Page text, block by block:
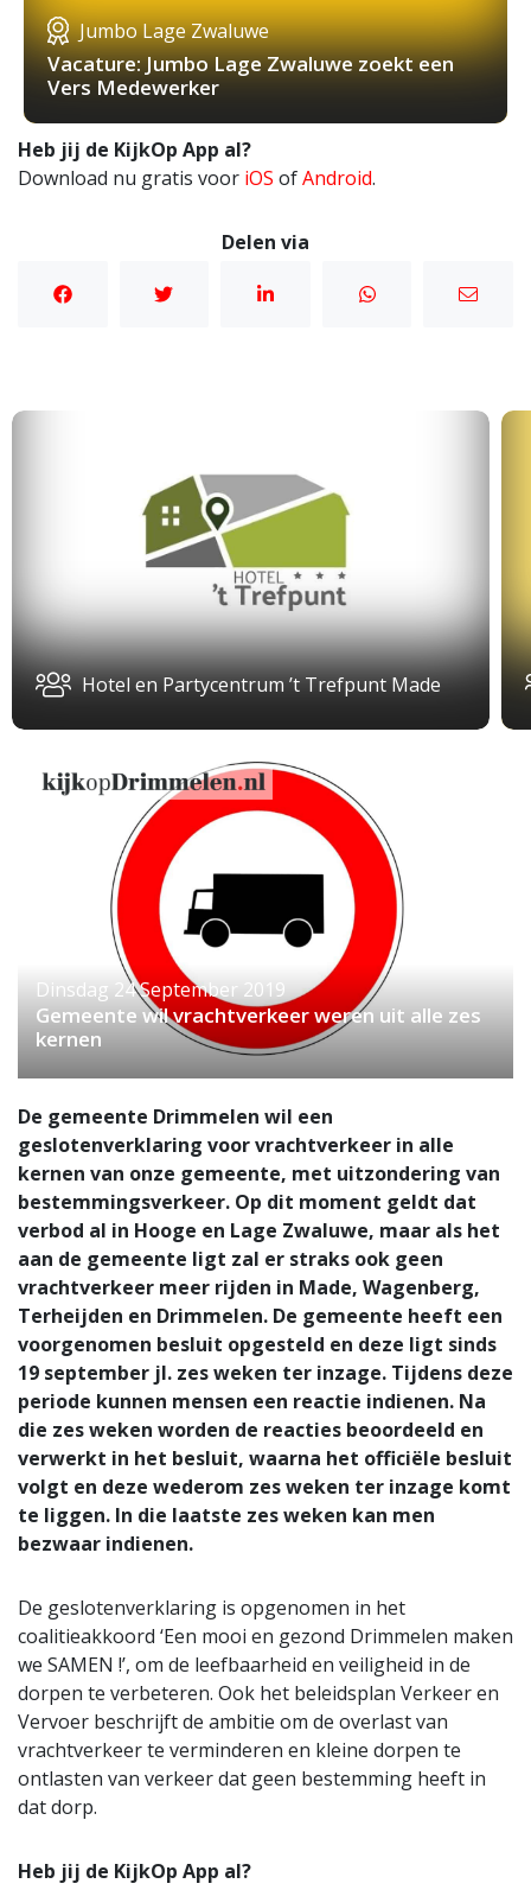
Jumbo Lage Zwaluwe
Vacature: Jumbo Lage Zwaluwe zoekt een
Vers Medewerker
Heb jij de KijkOp App al?
Download nu gratis voor iOS ofAndroid.
Delen via
Hotel en Partycentrum ’t Trefpunt Made
Dinsdag 24 September 2019
Gemeente wil vrachtverkeer weren uit alle zes
kernen
De gemeente Drimmelen wil een
geslotenverklaring voor vrachtverkeer in alle
kernen van onze gemeente, met uitzondering van
bestemmingsverkeer. Op dit moment geldt dat
verbod al in Hooge en Lage Zwaluwe, maar als het
aan de gemeente ligt zal er straks ook geen
vrachtverkeer meer rijden in Made, Wagenberg,
Terheijden en Drimmelen. De gemeente heeft een
voorgenomen besluit opgesteld en deze ligt sinds
19 september jl. zes weken ter inzage. Tijdens deze
periode kunnen mensen een reactie indienen. Na
die zes weken worden de reacties beoordeeld en
verwerkt in het besluit, waarna het officiële besluit
volgt en deze wederom zes weken ter inzage komt
te liggen. In die laatste zes weken kan men
bezwaar indienen.
De geslotenverklaring is opgenomen in het
coalitieakkoord ‘Een mooi en gezond Drimmelen maken
we SAMEN !’, om de leefbaarheid en veiligheid in de
dorpen te verbeteren. Ook het beleidsplan Verkeer en
Vervoer beschrijft de ambitie om de overlast van
vrachtverkeer te verminderen en kleine dorpen te
ontlasten van verkeer dat geen bestemming heeft in
dat dorp.
Heb jij de KijkOp App al?